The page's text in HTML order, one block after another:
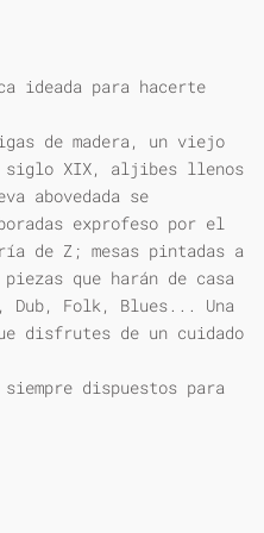
ideada para hacerte
de madera, un viejo
siglo XIX, aljibes llenos
abovedada se
exprofeso por el
de Z; mesas pintadas a
piezas que harán de casa
Folk, Blues... Una
disfrutes de un cuidado
dispuestos para